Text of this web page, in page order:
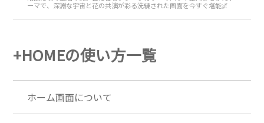
ーマで、深淵な宇宙と花の共演が彩る洗練された画面を今すぐ堪能🌌
+HOMEの使い方一覧
ホーム画面について